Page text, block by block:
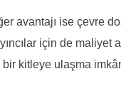
avantajı ise çevre
için de maliyet
kitleye ulaşma